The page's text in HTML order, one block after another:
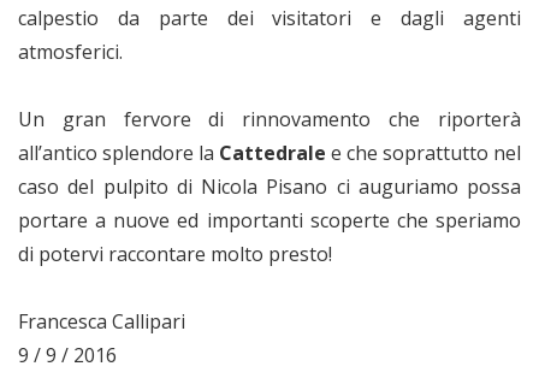
calpestio da parte dei visitatori e dagli agenti
atmosferici.
Un gran fervore di rinnovamento che riporterà
all’antico splendore la Cattedrale e che soprattutto nel
caso del pulpito di Nicola Pisano ci auguriamo possa
portare a nuove ed importanti scoperte che speriamo
di potervi raccontare molto presto!
Francesca Callipari
9 / 9 / 2016